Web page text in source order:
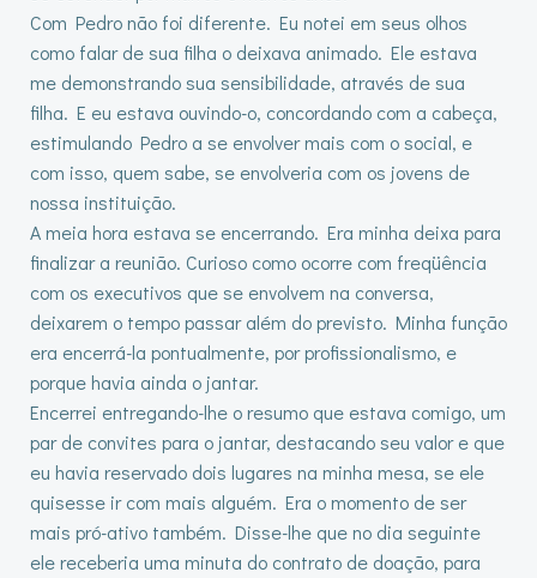
Com Pedro não foi diferente. Eu notei em seus olhos
como falar de sua filha o deixava animado. Ele estava
me demonstrando sua sensibilidade, através de sua
filha. E eu estava ouvindo-o, concordando com a cabeça,
estimulando Pedro a se envolver mais com o social, e
com isso, quem sabe, se envolveria com os jovens de
nossa instituição.
A meia hora estava se encerrando. Era minha deixa para
finalizar a reunião. Curioso como ocorre com freqüência
com os executivos que se envolvem na conversa,
deixarem o tempo passar além do previsto. Minha função
era encerrá-la pontualmente, por profissionalismo, e
porque havia ainda o jantar.
Encerrei entregando-lhe o resumo que estava comigo, um
par de convites para o jantar, destacando seu valor e que
eu havia reservado dois lugares na minha mesa, se ele
quisesse ir com mais alguém. Era o momento de ser
mais pró-ativo também. Disse-lhe que no dia seguinte
ele receberia uma minuta do contrato de doação, para